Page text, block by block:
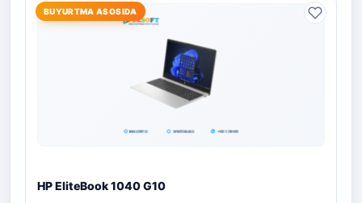
BUYURTMA ASOSIDA
HP EliteBook 1040 G10